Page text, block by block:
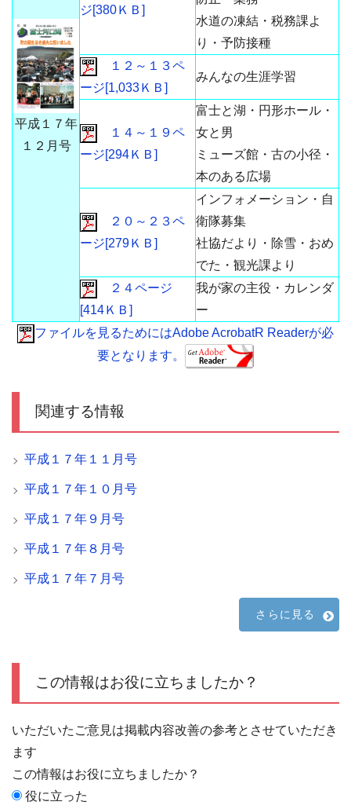
平成１７年
１２月号
ジ[380ＫＢ]
水道の凍結・税務課よ
り・予防接種
１２～１３ペ
ージ[1,033ＫＢ]
みんなの生涯学習
１４～１９ペ
ージ[294ＫＢ]
富士と湖・円形ホール・
女と男
ミューズ館・古の小径・
本のある広場
２０～２３ペ
ージ[279ＫＢ]
インフォメーション・自
衛隊募集
社協だより・除雪・おめ
でた・観光課より
２４ページ
[414ＫＢ]
我が家の主役・カレンダ
ー
ファイルを見るためにはAdobe AcrobatR Readerが必
要となります。
関連する情報
平成１７年１１月号
平成１７年１０月号
平成１７年９月号
平成１７年８月号
平成１７年７月号
さらに見る
この情報はお役に立ちましたか？
いただいたご意見は掲載内容改善の参考とさせていただき
ます
この情報はお役に立ちましたか？
役に立った